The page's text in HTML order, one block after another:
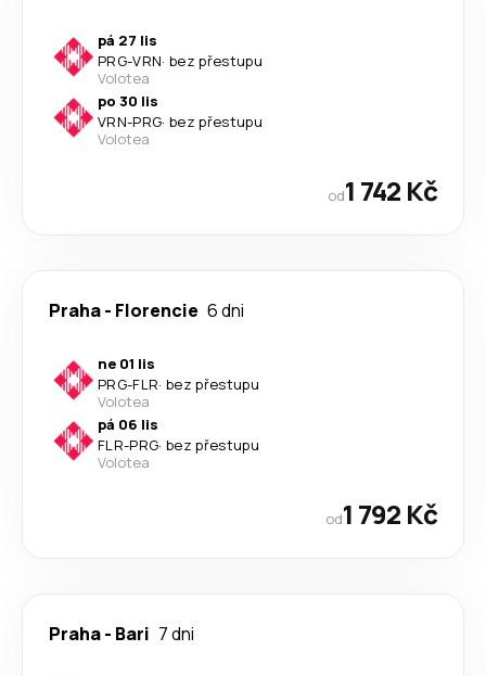
pá 27 lis
PRG-VRN· bez přestupu
Volotea
po 30 lis
VRN-PRG· bez přestupu
Volotea
od1 742 Kč
Praha- Florencie 6 dni
ne 01 lis
PRG-FLR· bez přestupu
Volotea
pá 06 lis
FLR-PRG· bez přestupu
Volotea
od1 792 Kč
Praha- Bari 7 dni